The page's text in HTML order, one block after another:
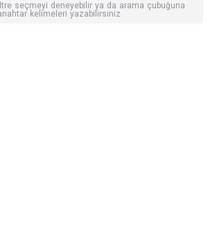
seçmeyi deneyebilir ya da arama çubuğuna
anahtar kelimeleri yazabilirsiniz